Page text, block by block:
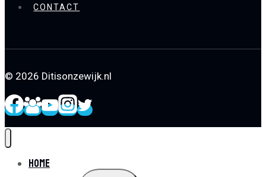
CONTACT
© 2026 Ditisonzewijk.nl
Home